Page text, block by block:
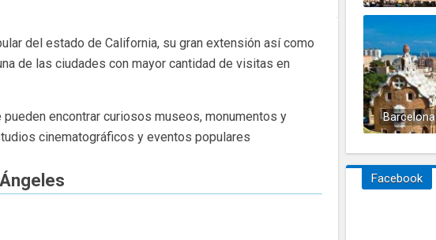
del estado de California, su gran extensión así como
de las ciudades con mayor cantidad de visitas en
encontrar curiosos museos, monumentos y
cinematográficos y eventos populares
Barcelona
Facebook